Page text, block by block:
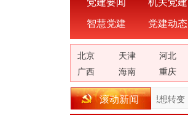
智慧党建
党建动态
北京 天津 河北
广西
海南 重庆
滚动新闻
康殿英：我的一次思想转变